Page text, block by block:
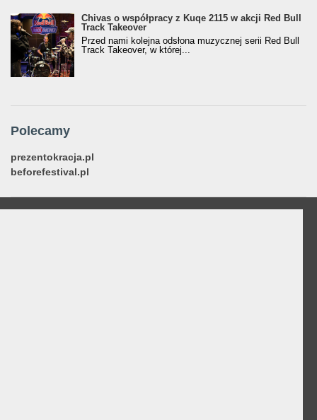
Chivas o współpracy z Kuqe 2115 w akcji Red Bull
Track Takeover
Przed nami kolejna odsłona muzycznej serii Red Bull
Track Takeover, w której...
Polecamy
prezentokracja.pl
beforefestival.pl